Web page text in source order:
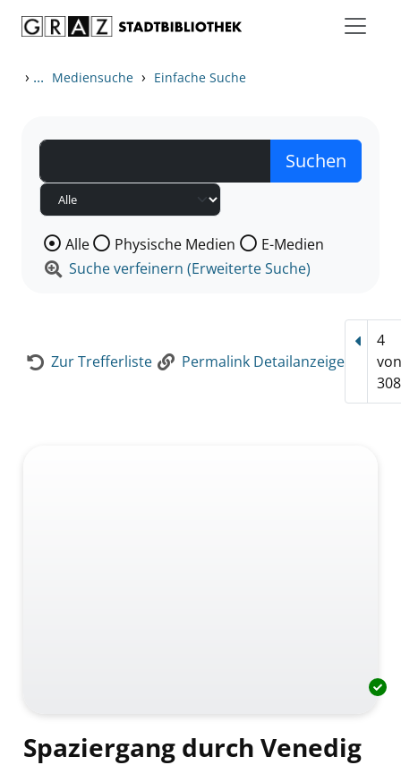
› ... Mediensuche › Einfache Suche
Wählen Sie die Medienart nach der Sie suchen wollen.
Alle Physische Medien
E-Medien
Suche verfeinern (Erweiterte Suche)
Zur Trefferliste Permalink Detailanzeige
4
von
308
Spaziergang durch Venedig